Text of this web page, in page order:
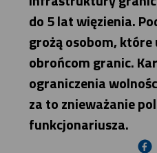
do 5 lat więzienia.
grożą osobom,
obrońcom granic.
ograniczenia
za to znieważanie
funkcjonariusza.